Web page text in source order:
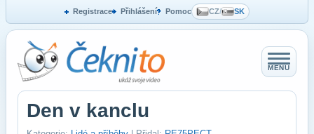
Registrace Přihlášení Pomoc CZ/ SK
MENU
Den v kanclu